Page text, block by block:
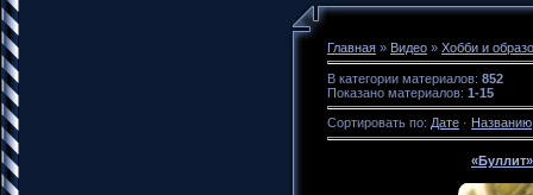
Главная » Видео » Хобби и
В категории материалов: 852
Показано материалов: 1-15
Сортировать по: Дате · Названию
«Буллит»